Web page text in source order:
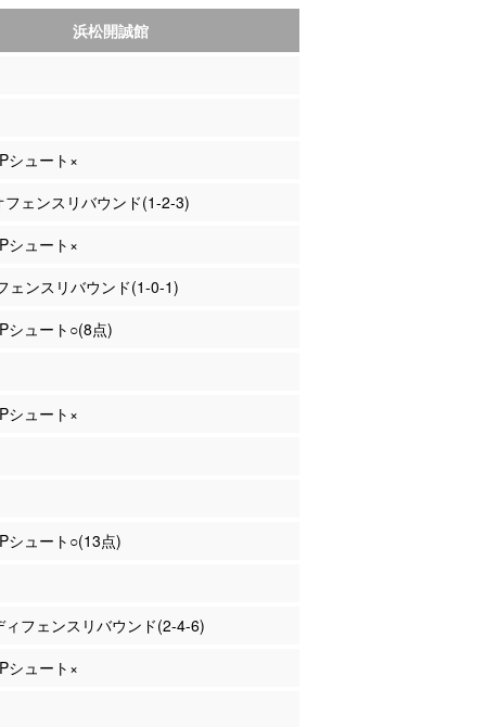
浜松開誠館
シュート×
フェンスリバウンド(1-2-3)
シュート×
ェンスリバウンド(1-0-1)
シュート○(8点)
シュート×
シュート○(13点)
ィフェンスリバウンド(2-4-6)
シュート×